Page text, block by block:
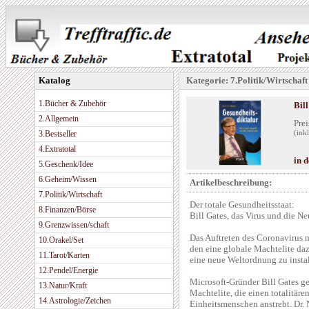
Katalog
1.Bücher & Zubehör
2.Allgemein
3.Bestseller
4.Extratotal
5.Geschenk/Idee
6.Geheim/Wissen
7.Politik/Wirtschaft
8.Finanzen/Börse
9.Grenzwissen/schaft
10.Orakel/Set
11.Tarot/Karten
12.Pendel/Energie
13.Natur/Kraft
14.Astrologie/Zeichen
Kategorie: 7.Politik/Wirtschaft
Bill
in
Artikelbeschreibung:
Der totale Gesundheitsstaat:
Bill Gates, das Virus und die
Das Auftreten des Coronavirus
den eine globale Machtelite
eine neue Weltordnung zu
Microsoft-Gründer Bill Gates
Machtelite, die einen
Einheitsmenschen anstrebt. Dr.